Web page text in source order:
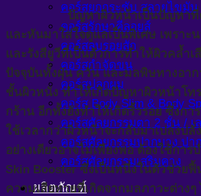
คอร์สยกกระชับ สลายไขมัน
คอร์สรักษาคีลอยส์
คอร์สลบรอยสัก
คอร์สกำจัดขน
คอร์สปลูกผม
คอร์ส Body Slim & Body
คอร์สศัลยกรรมตา 2 ชั้น / เ
คอร์สศัลยกรรมปากบาง ปา
คอร์สศัลยกรรมเสริมคาง
ผลิตภัณฑ์
ปัญหาผิวหน้าเป็นปัญหาที่ค
และหันมาใส่ใจดูแลเป็นพิเศษ เพราะ
และรังสียูวีที่เป็นตัวการทำให้ผิวคล้ำ
ปัจจุบันทั้งฝุ่น ควัน และมลพิษทางอาก
ชั้นผิวหนัง ทำให้เกิดปัญหาผิวหน้าโท
กร้าน อีกทั้งยังทำให้เกิดริ้วรอย ซึ่งกา
ใช้เวลากว่าผิวหน้าจะกลับมาเปล่งป
อย่างเดียวอาจไม่เพียงพอ ต้องใช้การ
Skin Booster ซึ่งเป็นหนึ่งในตัวช่วย
ความเสียหายที่เกิดจากมลภาวะต่างๆ